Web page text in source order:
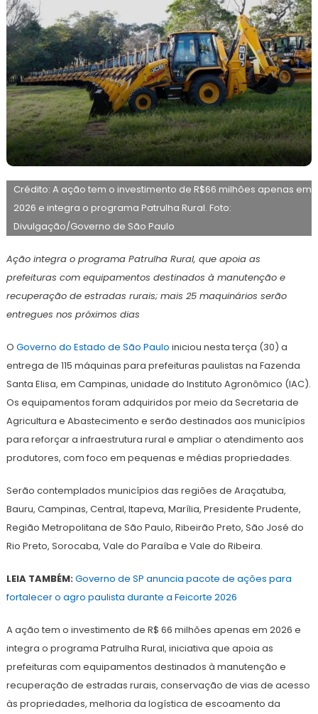
2
julho
de
Maurilio
Crédito: A ação tem o investimento de R$66 milhões apenas em
2026 e integra o programa Patrulha Rural. Foto:
Divulgação/Governo de São Paulo
Ação integra o programa Patrulha Rural, que apoia as
prefeituras com equipamentos destinados à manutenção e
recuperação de estradas rurais; mais 25 maquinários serão
entregues nos próximos dias
O Governo do Estado de São Paulo iniciou nesta terça (30) a
entrega de 115 máquinas para prefeituras paulistas na Fazenda
Santa Elisa, em Campinas, unidade do Instituto Agronômico (IAC).
Os equipamentos foram adquiridos por meio da Secretaria de
Agricultura e Abastecimento e serão destinados aos municípios
para reforçar a infraestrutura rural e ampliar o atendimento aos
produtores, com foco em pequenas e médias propriedades.
Serão contemplados municípios das regiões de Araçatuba,
Bauru, Campinas, Central, Itapeva, Marília, Presidente Prudente,
Região Metropolitana de São Paulo, Ribeirão Preto, São José do
Rio Preto, Sorocaba, Vale do Paraíba e Vale do Ribeira.
LEIA TAMBÉM:Governo de SP anuncia pacote de ações para
fortalecer o agro paulista durante a Feicorte 2026
A ação tem o investimento de R$ 66 milhões apenas em 2026 e
integra o programa Patrulha Rural, iniciativa que apoia as
prefeituras com equipamentos destinados à manutenção e
recuperação de estradas rurais, conservação de vias de acesso
às propriedades, melhoria da logística de escoamento da